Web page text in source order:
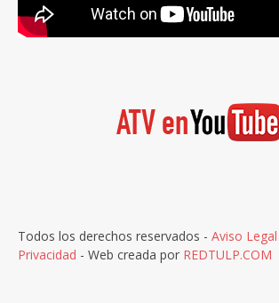
Todos los derechos reservados - Aviso Legal
Privacidad - Web creada por REDTULP.COM